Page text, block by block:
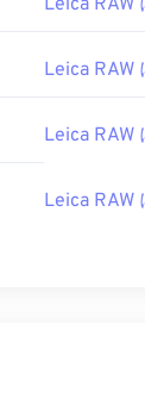
Leica RAW
Leica RAW
Leica RAW
Leica RAW